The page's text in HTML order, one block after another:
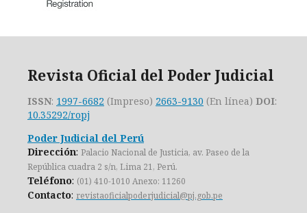
Revista Oficial del Poder Judicial
ISSN: 1997-6682 (Impreso) 2663-9130 (En línea) DOI:
10.35292/ropj
Poder Judicial del Perú
Dirección: Palacio Nacional de Justicia, av. Paseo de la
República cuadra 2 s/n, Lima 21, Perú.
Teléfono: (01) 410-1010 Anexo: 11260
Contacto: revistaoficialpoderjudicial@pj.gob.pe